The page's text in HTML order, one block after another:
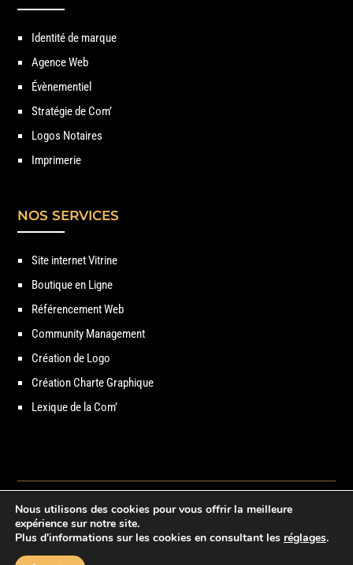
Identité de marque
Agence Web
Évènementiel
Stratégie de Com’
Logos Notaires
Imprimerie
NOS SERVICES
Site internet Vitrine
Boutique en Ligne
Référencement Web
Community Management
Création de Logo
Création Charte Graphique
Lexique de la Com’
Copyright © 2021 – Break-Out Company – Agence de communication
Nous utilisons des cookies pour vous offrir la meilleure
expérience sur notre site.
Plus d'informations sur les cookies en consultant les réglages.